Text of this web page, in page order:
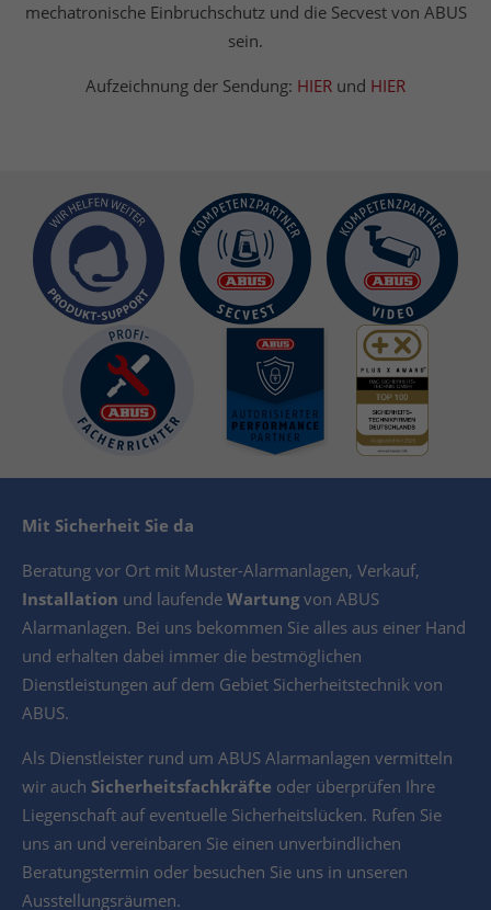
mechatronische Einbruchschutz und die Secvest von ABUS
sein.
Aufzeichnung der Sendung: HIER und HIER
Mit Sicherheit Sie da
Beratung vor Ort mit Muster-Alarmanlagen, Verkauf,
Installation und laufende Wartung von ABUS
Alarmanlagen. Bei uns bekommen Sie alles aus einer Hand
und erhalten dabei immer die bestmöglichen
Dienstleistungen auf dem Gebiet Sicherheitstechnik von
ABUS.
Als Dienstleister rund um ABUS Alarmanlagen vermitteln
wir auch Sicherheitsfachkräfte oder überprüfen Ihre
Liegenschaft auf eventuelle Sicherheitslücken. Rufen Sie
uns an und vereinbaren Sie einen unverbindlichen
Beratungstermin oder besuchen Sie uns in unseren
Ausstellungsräumen.